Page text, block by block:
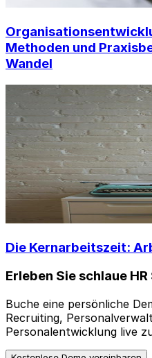
Methoden und
Wandel
Die Kernarbeitszeit:
Erleben Sie schlaue
Buche eine persönliche
Recruiting,
Personalentwicklung live